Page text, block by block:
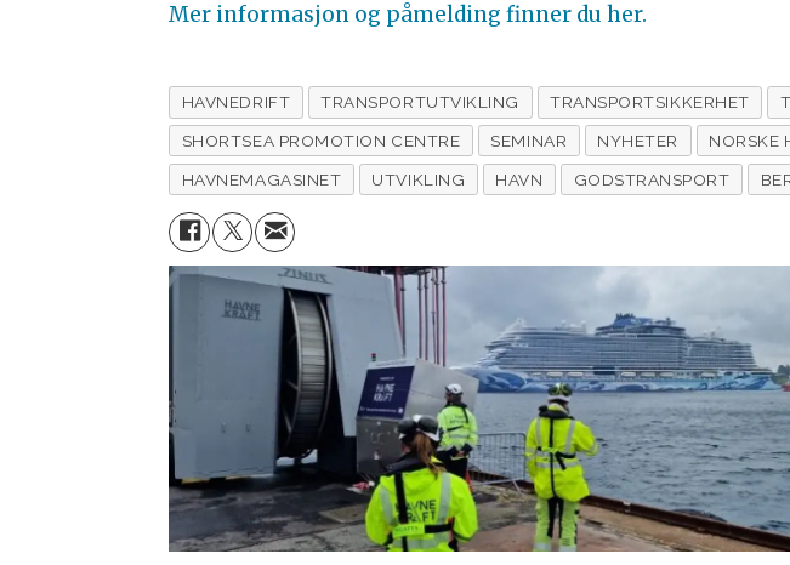
Mer informasjon og påmelding finner du her.
HAVNEDRIFT TRANSPORTUTVIKLING TRANSPORTSIKKERHET
SHORTSEA PROMOTION CENTRE
SEMINAR NYHETER NORSKE
HAVNEMAGASINET
UTVIKLING HAVN GODSTRANSPORT